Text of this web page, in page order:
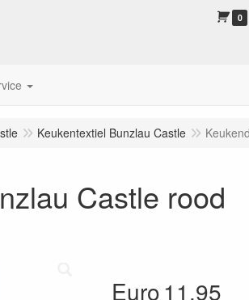
0
Keukentextiel Bunzlau Castle
Castle rood
Euro11.95